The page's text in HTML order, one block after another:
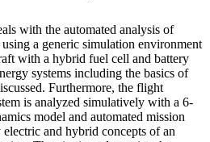
with the automated analysis of
a generic simulation environment
with a hybrid fuel cell and battery
systems including the basics of
Furthermore, the flight
is analyzed simulatively with a 6-
model and automated mission
and hybrid concepts of an